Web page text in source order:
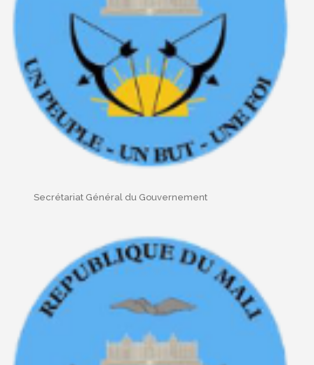
Secrétariat Général du Gouvernement